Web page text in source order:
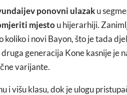
ponovni ulazaku
mjestou hijerarhiji.
i novi Bayon, što je tada
generacija Kone kasnije je
varijante.
i višu klasu, dok je ulogu